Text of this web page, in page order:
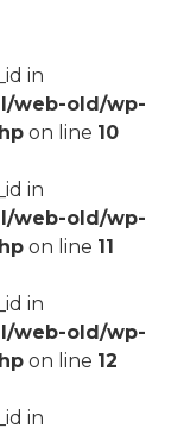
in
web-old/wp-
on line 10
in
web-old/wp-
on line 11
in
web-old/wp-
on line 12
in